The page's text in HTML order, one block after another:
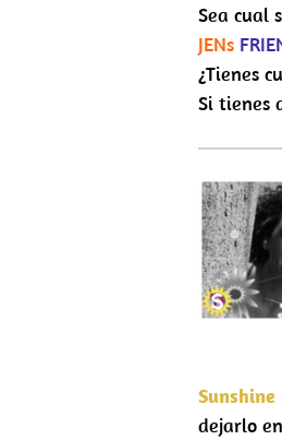
Sea cual
JENs
¿Tienes
Si tienes
Sunshine
dejarlo